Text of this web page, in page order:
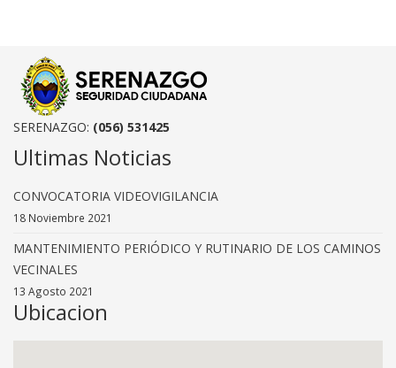
SERENAZGO: (056) 531425
Ultimas Noticias
CONVOCATORIA VIDEOVIGILANCIA
18 Noviembre 2021
MANTENIMIENTO PERIÓDICO Y RUTINARIO DE LOS CAMINOS
VECINALES
13 Agosto 2021
Ubicacion